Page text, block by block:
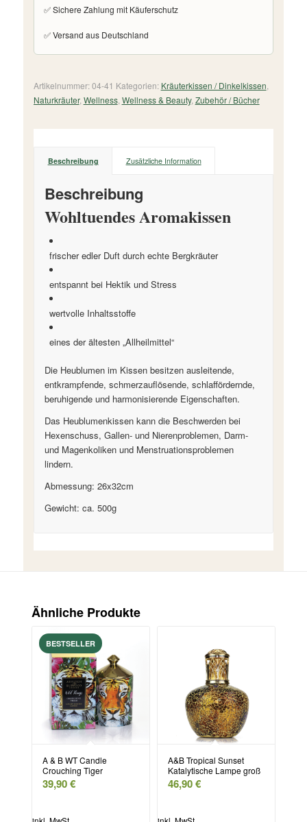
✅ Sichere Zahlung mit Käuferschutz
✅ Versand aus Deutschland
Artikelnummer:04-41 Kategorien: Kräuterkissen / Dinkelkissen
Naturkräuter, Wellness, Wellness & Beauty, Zubehör / Bücher
Beschreibung Zusätzliche Information
Beschreibung
Wohltuendes Aromakissen
frischer edler Duft durch echte Bergkräuter
entspannt bei Hektik und Stress
wertvolle Inhaltsstoffe
eines der ältesten „Allheilmittel“
Die Heublumen im Kissen besitzen ausleitende,
entkrampfende, schmerzauflösende, schlaffördernde,
beruhigende und harmonisierende Eigenschaften.
Das Heublumenkissen kann die Beschwerden bei
Hexenschuss, Gallen- und Nierenproblemen, Darm-
und Magenkoliken und Menstruationsproblemen
lindern.
Abmessung: 26x32cm
Gewicht: ca. 500g
Ähnliche Produkte
A & B WT Candle
Crouching Tiger
39,90€
A&B Tropical Sunset
Katalytische Lampe groß
46,90€